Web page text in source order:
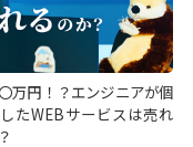
万円！？エンジニアが個
たWEBサービスは売れ